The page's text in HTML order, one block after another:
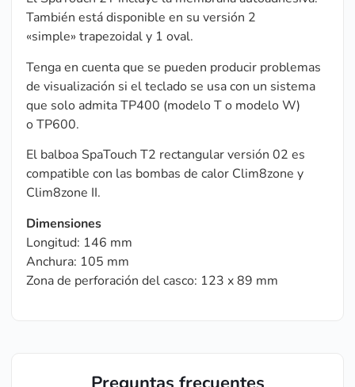
También está disponible en su versión 2
«simple» trapezoidal y 1 oval.
Tenga en cuenta que se pueden producir problemas
de visualización si el teclado se usa con un sistema
que solo admita TP400 (modelo T o modelo W)
o TP600.
El balboa SpaTouch T2 rectangular versión 02 es
compatible con las bombas de calor Clim8zone y
Clim8zone II.
Dimensiones
Longitud: 146 mm
Anchura: 105 mm
Zona de perforación del casco: 123 x 89 mm